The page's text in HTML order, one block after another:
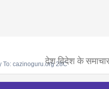
देश विदेश के
To: cazinoguru.org 28C